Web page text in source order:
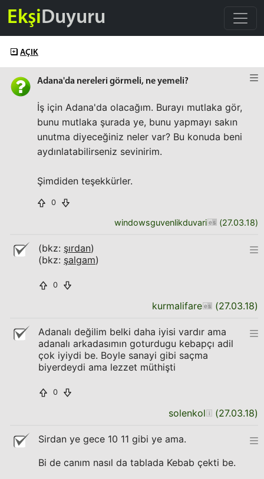
EkşiDuyuru
AÇIK
Adana'da nereleri görmeli, ne yemeli?
İş için Adana'da olacağım. Burayı mutlaka gör,
bunu mutlaka şurada ye, bunu yapmayı sakın
unutma diyeceğiniz neler var? Bu konuda beni
aydınlatabilirseniz sevinirim.
Şimdiden teşekkürler.
0
windowsguvenlikduvari (27.03.18)
(bkz: şırdan)
(bkz: şalgam)
0
kurmalifare (27.03.18)
Adanalı değilim belki daha iyisi vardır ama
adanalı arkadasımın goturdugu kebapçı adil
çok iyiydi be. Boyle sanayi gibi saçma
biyerdeydi ama lezzet müthişti
0
solenkol (27.03.18)
Sirdan ye gece 10 11 gibi ye ama.
Bi de canım nasıl da tablada Kebab çekti be.